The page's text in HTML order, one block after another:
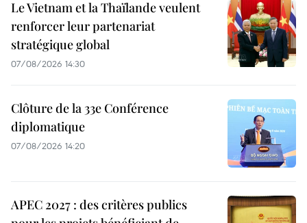
Le Vietnam et la Thaïlande veulent
renforcer leur partenariat
stratégique global
07/08/2026 14:30
Clôture de la 33e Conférence
diplomatique
07/08/2026 14:20
APEC 2027 : des critères publics